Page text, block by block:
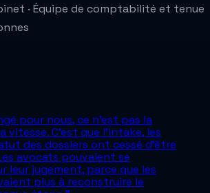
· Équipe de comptabilité et tenue
pour nous, ce n'est pas la
vitesse. C'est que l'intake, les
des dossiers ont cessé d'être
avocats pouvaient se
leur jugement, parce que les
plus à reconstruire le